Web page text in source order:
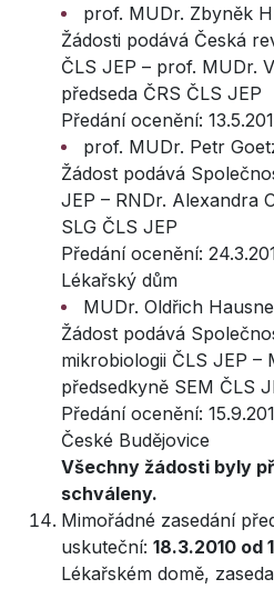
prof. MUDr. Zbyněk
Žádosti podává Česká
ČLS JEP – prof. MUDr.
předseda ČRS ČLS JEP
Předání ocenění:
prof. MUDr. Petr
Žádost podává
JEP – RNDr. Alexandra
SLG ČLS JEP
Předání ocenění:
Lékařský dům
MUDr. Oldřich
Žádost podává
mikrobiologii ČLS JEP –
předsedkyně SEM ČLS
Předání ocenění:
České Budějovice
Všechny žádosti byly
schváleny.
Mimořádné zasedání
uskuteční: 18.3.2010 od
Lékařském domě,